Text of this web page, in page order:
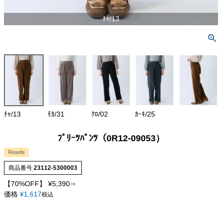
ﾁｬ/13
ﾁｬ/13 ﾓｶ/31 ｸﾛ/02 ｶｰｷ/25
ﾌﾟﾘｰﾂﾊﾟﾝﾂ（0R12-09053）
Rewde
商品番号 23112-5300003
【70%OFF】 ¥5,390⇒
価格 ¥1,617税込